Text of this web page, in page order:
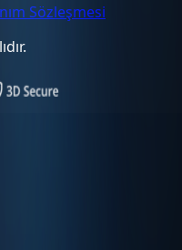
Sözleşmesi